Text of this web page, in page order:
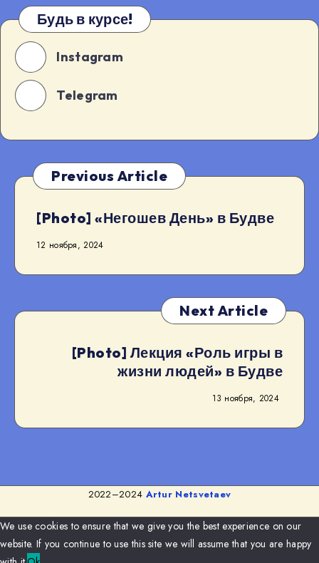
Будь в курсе!
Instagram
Telegram
Previous Article
[Photo] «Негошев День» в Будве
12 ноября, 2024
Next Article
[Photo] Лекция «Роль игры в
жизни людей» в Будве
13 ноября, 2024
2022–2024 Artur Netsvetaev
We use cookies to ensure that we give you the best experience on our
website. If you continue to use this site we will assume that you are happy